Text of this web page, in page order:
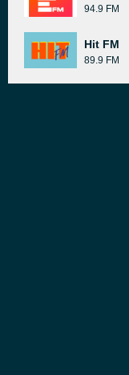
94.9 FM
Hit FM
89.9 FM